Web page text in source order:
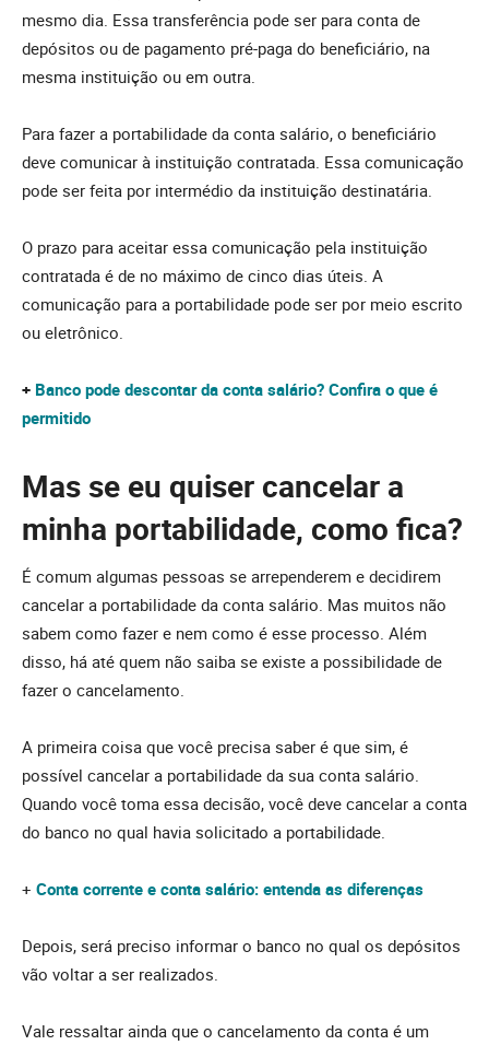
mesmo dia. Essa transferência pode ser para conta de
depósitos ou de pagamento pré-paga do beneficiário, na
mesma instituição ou em outra.
Para fazer a portabilidade da conta salário, o beneficiário
deve comunicar à instituição contratada. Essa comunicação
pode ser feita por intermédio da instituição destinatária.
O prazo para aceitar essa comunicação pela instituição
contratada é de no máximo de cinco dias úteis. A
comunicação para a portabilidade pode ser por meio escrito
ou eletrônico.
+ Banco pode descontar da conta salário? Confira o que é
permitido
Mas se eu quiser cancelar a
minha portabilidade, como fica?
É comum algumas pessoas se arrependerem e decidirem
cancelar a portabilidade da conta salário. Mas muitos não
sabem como fazer e nem como é esse processo. Além
disso, há até quem não saiba se existe a possibilidade de
fazer o cancelamento.
A primeira coisa que você precisa saber é que sim, é
possível cancelar a portabilidade da sua conta salário.
Quando você toma essa decisão, você deve cancelar a conta
do banco no qual havia solicitado a portabilidade.
+ Conta corrente e conta salário: entenda as diferenças
Depois, será preciso informar o banco no qual os depósitos
vão voltar a ser realizados.
Vale ressaltar ainda que o cancelamento da conta é um